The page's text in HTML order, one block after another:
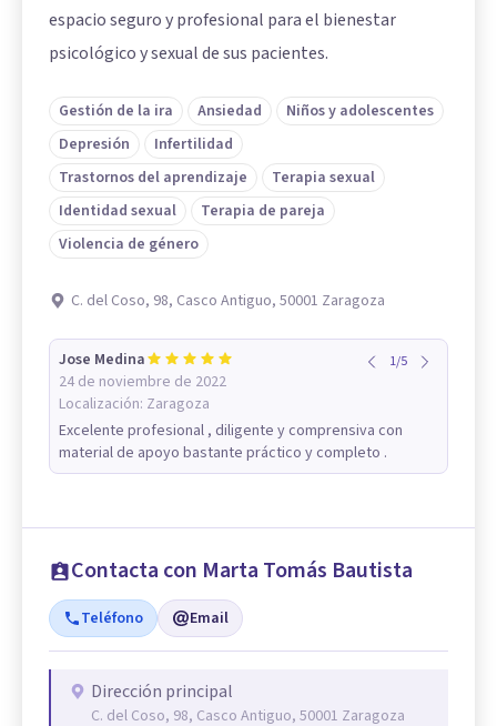
espacio seguro y profesional para el bienestar
psicológico y sexual de sus pacientes.
Gestión de la ira Ansiedad
Niños y adolescentes
Depresión
Infertilidad
Trastornos del aprendizaje
Terapia sexual
Identidad sexual
Terapia de pareja
Violencia de género
C. del Coso, 98, Casco Antiguo, 50001 Zaragoza
Jose Medina
24 de noviembre de 2022
Localización: Zaragoza
1/5
Excelente profesional , diligente y comprensiva con
material de apoyo bastante práctico y completo .
Contacta con Marta Tomás Bautista
Teléfono Email
Dirección principal
C. del Coso, 98, Casco Antiguo, 50001 Zaragoza